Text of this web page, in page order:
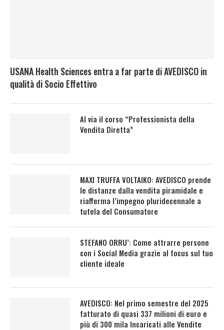
USANA Health Sciences entra a far parte di AVEDISCO in
qualità di Socio Effettivo
Al via il corso “Professionista della
Vendita Diretta”
MAXI TRUFFA VOLTAIKO: AVEDISCO prende
le distanze dalla vendita piramidale e
riafferma l’impegno pluridecennale a
tutela del Consumatore
STEFANO ORRU’: Come attrarre persone
con i Social Media grazie al focus sul tuo
cliente ideale
AVEDISCO: Nel primo semestre del 2025
fatturato di quasi 337 milioni di euro e
più di 300 mila Incaricati alle Vendite